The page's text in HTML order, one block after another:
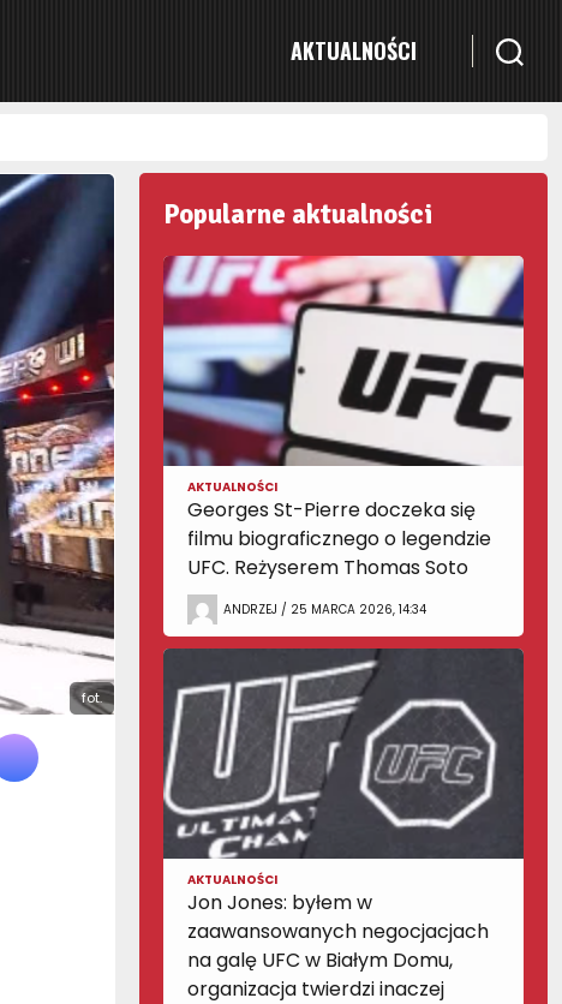
AKTUALNOŚCI
fot.
Popularne aktualności
AKTUALNOŚCI
Georges St-Pierre doczeka się
filmu biograficznego o legendzie
UFC. Reżyserem Thomas Soto
ANDRZEJ / 25 MARCA 2026, 14:34
AKTUALNOŚCI
Jon Jones: byłem w
zaawansowanych negocjacjach
na galę UFC w Białym Domu,
organizacja twierdzi inaczej